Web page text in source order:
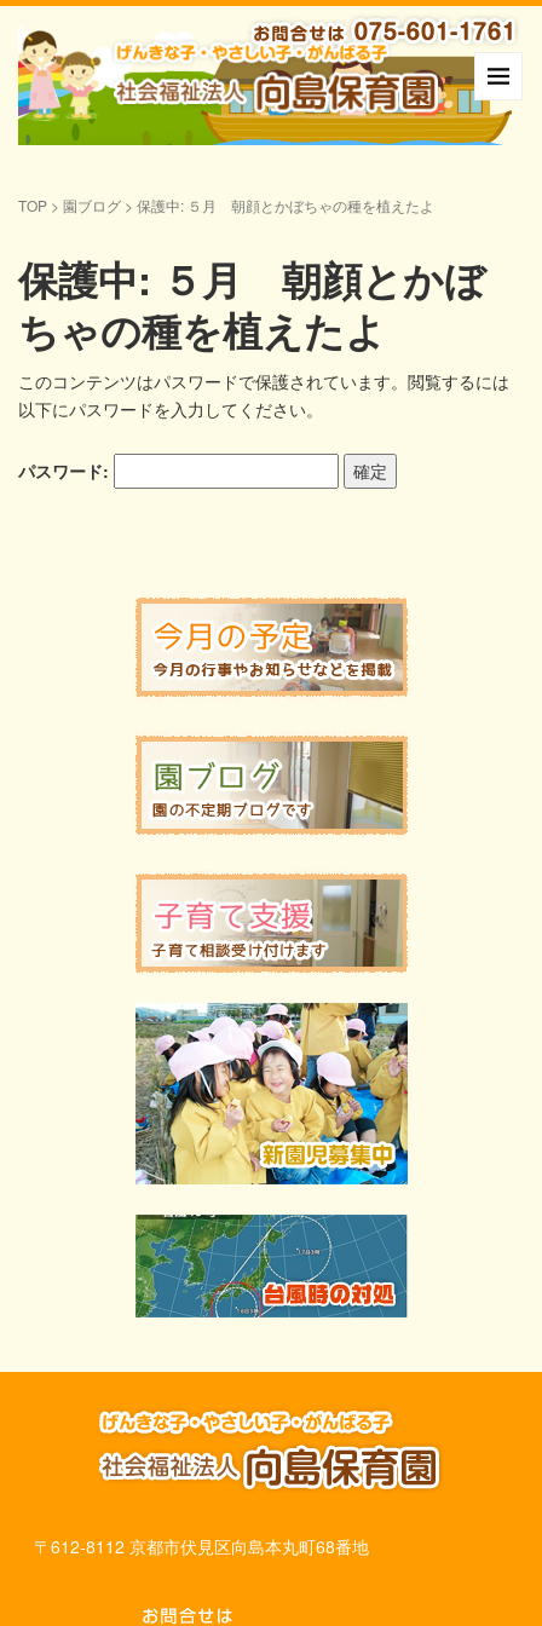
TOP > 園ブログ > 保護中: ５月 朝顔とかぼちゃの種を植えたよ
保護中: ５月 朝顔とかぼ
ちゃの種を植えたよ
このコンテンツはパスワードで保護されています。閲覧するには
以下にパスワードを入力してください。
パスワード:
〒612-8112 京都市伏見区向島本丸町68番地